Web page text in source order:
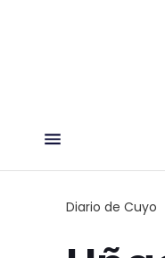
Diario de Cuyo